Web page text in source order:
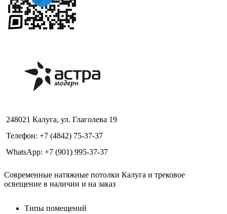
248021 Калуга, ул. Глаголева 19
Телефон: +7 (4842) 75-37-37
WhatsApp: +7 (901) 995-37-37
Современные натяжные потолки Калуга и трековое
освещение в наличии и на заказ
Типы помещений